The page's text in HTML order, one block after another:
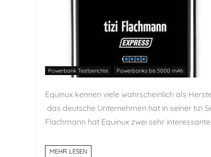
Powerbank Testberichte Powerbanks bis 5000 mAh
Equinux kennen viele wahrscheinlich als
das deutsche Unternehmen hat in seiner tizi
Flachmann hat Equinux zwei sehr
MEHR LESEN